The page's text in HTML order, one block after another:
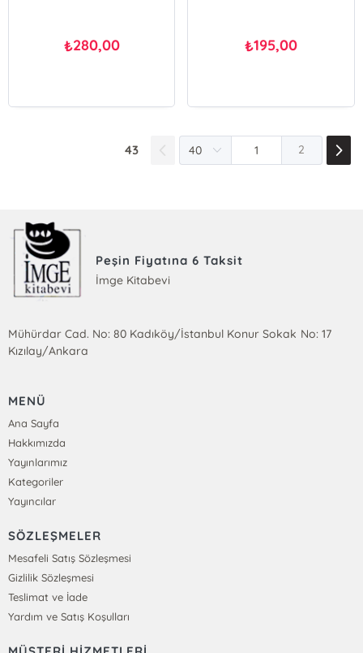
₺280,00 ₺195,00
43 2
Peşin Fiyatına 6 Taksit
İmge Kitabevi
Mühürdar Cad. No: 80 Kadıköy/İstanbul Konur Sokak No: 17
Kızılay/Ankara
MENÜ
Ana Sayfa
Hakkımızda
Yayınlarımız
Kategoriler
Yayıncılar
SÖZLEŞMELER
Mesafeli Satış Sözleşmesi
Gizlilik Sözleşmesi
Teslimat ve İade
Yardım ve Satış Koşulları